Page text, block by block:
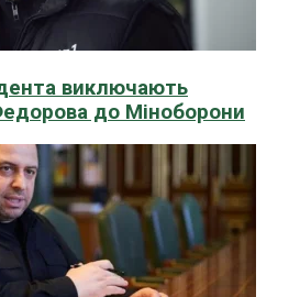
виключають
до Міноборони